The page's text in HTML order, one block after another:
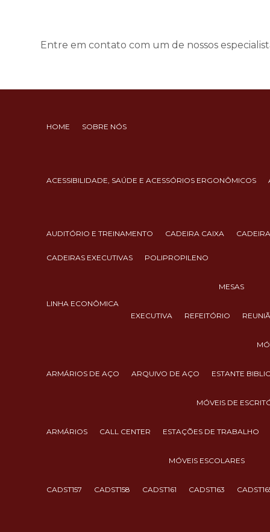
Entre em contato com um de nossos
HOME SOBRE NÓS
ACESSIBILIDADE, SAÚDE E ACESSÓRIOS ERGONÔMICOS
AUDITÓRIO E TREINAMENTO CADEIRA CAIXA
CADEIRAS EXECUTIVAS POLIPROPILENO
LINHA ECONÔMICA
MESAS
EXECUTIVA REFEITÓRIO
ARMÁRIOS DE AÇO ARQUIVO DE AÇO ESTANTE
MÓVEIS DE
ARMÁRIOS CALL CENTER ESTAÇÕES DE TRABALHO
MÓVEIS ESCOLARES
CADST157 CADST158 CADST161 CADST163